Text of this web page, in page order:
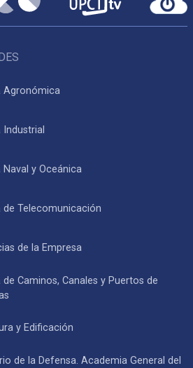
Agronómica
Industrial
Naval y Oceánica
de Telecomunicación
de la Empresa
de Caminos, Canales y Puertos de
y Edificación
de la Defensa. Academia General del